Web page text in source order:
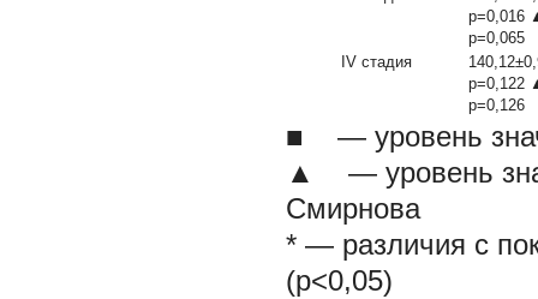
p=0,016
p=0,065
IV стадия
p=0,122
p=0,126
■ — уровень
▲ — уровень
Смирнова
* — различия с
(р<0,05)